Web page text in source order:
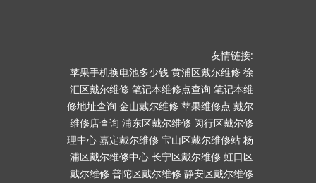
友情链接:
苹果手机换电池多少钱 黄浦区戴尔维修 徐
汇区戴尔维修 笔记本维修点查询 笔记本维
修地址查询 金山戴尔维修 苹果维修点 戴尔
维修店查询 浦东区戴尔维修 闵行区戴尔修
理中心 嘉定戴尔维修 宝山区戴尔维修站 杨
浦区戴尔维修中心 长宁区戴尔维修 虹口区
戴尔维修 普陀区戴尔维修 静安区戴尔维修